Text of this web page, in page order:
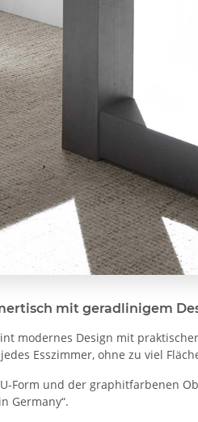
mit geradlinigem
modernes Design mit
Esszimmer, ohne zu viel
Form und der graphitfarbenen
Germany“.